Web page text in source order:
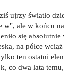
ujrzy światło
w", ale w końcu
się
na półce
ten ostatni
co dwa lata